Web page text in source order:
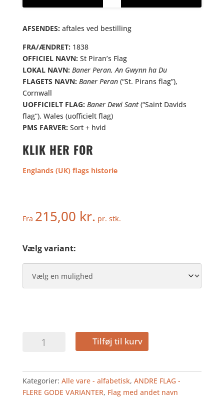
AFSENDES: aftales ved bestilling
FRA/ÆNDRET: 1838
OFFICIEL NAVN: St Piran’s Flag
LOKAL NAVN: Baner Peran, An Gwynn ha Du
FLAGETS NAVN: Baner Peran(“St. Pirans flag”),
Cornwall
UOFFICIELT FLAG: Baner Dewi Sant(“Saint Davids
flag”), Wales (uofficielt flag)
PMS FARVER: Sort + hvid
KLIK HER FOR
Englands (UK) flags historie
Fra 215,00 kr. pr. stk.
Vælg variant:
CORNWALL
Tilføj til kurv
Kategorier: Alle vare - alfabetisk, ANDRE FLAG -
FLERE GODE VARIANTER, Flag med andet navn